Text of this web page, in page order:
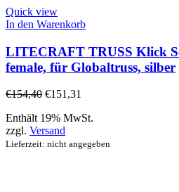
Quick view
In den Warenkorb
LITECRAFT TRUSS Klick
female, für Globaltruss, silber
€154,40 €151,31
Enthält 19% MwSt.
zzgl. Versand
Lieferzeit: nicht angegeben